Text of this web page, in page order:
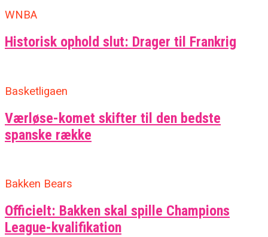
WNBA
Historisk ophold slut: Drager til Frankrig
Basketligaen
Værløse-komet skifter til den bedste
spanske række
Bakken Bears
Officielt: Bakken skal spille Champions
League-kvalifikation